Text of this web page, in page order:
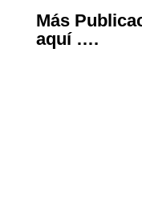
Más
aquí ….